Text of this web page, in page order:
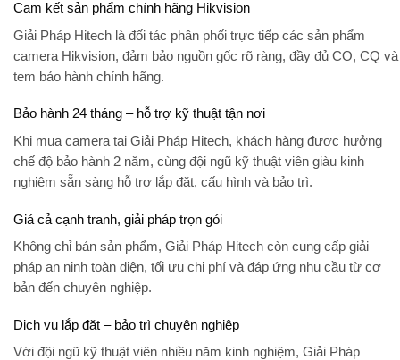
Cam kết sản phẩm chính hãng Hikvision
Giải Pháp Hitech là đối tác phân phối trực tiếp các sản phẩm
camera Hikvision, đảm bảo nguồn gốc rõ ràng, đầy đủ CO, CQ và
tem bảo hành chính hãng.
Bảo hành 24 tháng – hỗ trợ kỹ thuật tận nơi
Khi mua camera tại Giải Pháp Hitech, khách hàng được hưởng
chế độ bảo hành 2 năm, cùng đội ngũ kỹ thuật viên giàu kinh
nghiệm sẵn sàng hỗ trợ lắp đặt, cấu hình và bảo trì.
Giá cả cạnh tranh, giải pháp trọn gói
Không chỉ bán sản phẩm, Giải Pháp Hitech còn cung cấp giải
pháp an ninh toàn diện, tối ưu chi phí và đáp ứng nhu cầu từ cơ
bản đến chuyên nghiệp.
Dịch vụ lắp đặt – bảo trì chuyên nghiệp
Với đội ngũ kỹ thuật viên nhiều năm kinh nghiệm, Giải Pháp